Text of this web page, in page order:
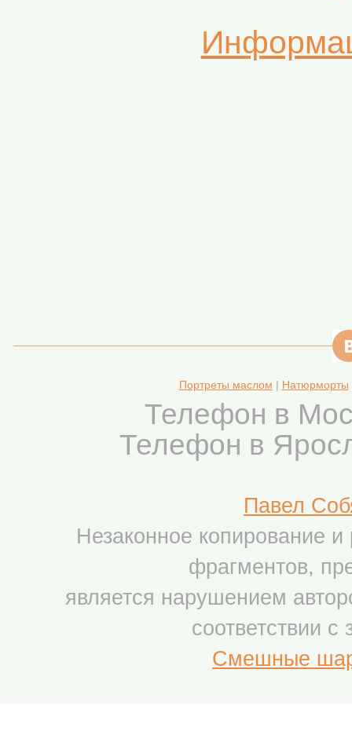
Портреты маслом | Натюрморты
Телефон в
Телефон в
Павел
Незаконное копирование
фрагментов,
является нарушением
соответствии
Смешные